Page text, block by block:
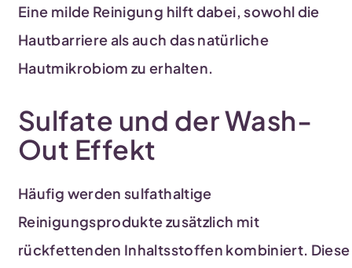
Eine milde Reinigung hilft dabei, sowohl die
Hautbarriere als auch das natürliche
Hautmikrobiom zu erhalten.
Sulfate und der Wash-
Out Effekt
Häufig werden sulfathaltige
Reinigungsprodukte zusätzlich mit
rückfettenden Inhaltsstoffen kombiniert. Diese